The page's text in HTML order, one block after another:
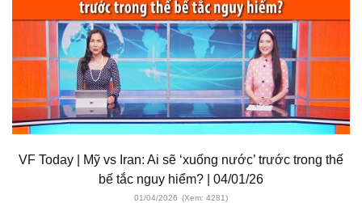
VF Today | Mỹ vs Iran: Ai sẽ ‘xuống nước’ trước trong thế
bế tắc nguy hiểm? | 04/01/26
01/04/2026 (Xem: 4281)